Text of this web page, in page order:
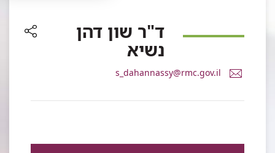
תפריט
ד"ר שון דהן
נשיא
דואר
s_dahannassy@rmc.gov.il